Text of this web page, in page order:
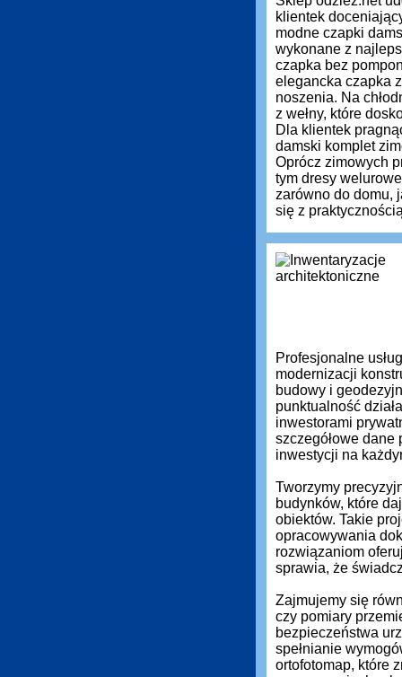
klientek
modne czapki
wykonane z
czapka bez
elegancka czapka
noszenia. Na
z wełny, które
Dla klientek
damski komplet
Oprócz zimowych
tym dresy
zarówno do domu,
się z
Profesjonalne
modernizacji
budowy i
punktualność
inwestorami
szczegółowe dane
inwestycji na
Tworzymy
budynków, które
obiektów. Takie
opracowywania
rozwiązaniom
sprawia, że
Zajmujemy się
czy pomiary
bezpieczeństwa
spełnianie
ortofotomap, które